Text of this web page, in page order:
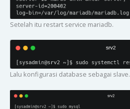
Setelah itu restart service mariadb.
Lalu konfigurasi database sebagai slave.